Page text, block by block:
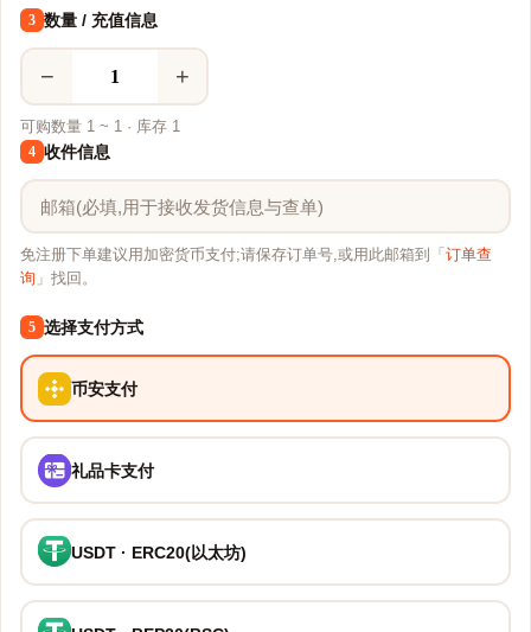
3 数量 / 充值信息
− +
可购数量 1 ~ 1 · 库存 1
4 收件信息
免注册下单建议用加密货币支付;请保存订单号,或用此邮箱到「 订单查
询 」找回。
5 选择支付方式
币安支付
礼品卡支付
USDT · ERC20(以太坊)